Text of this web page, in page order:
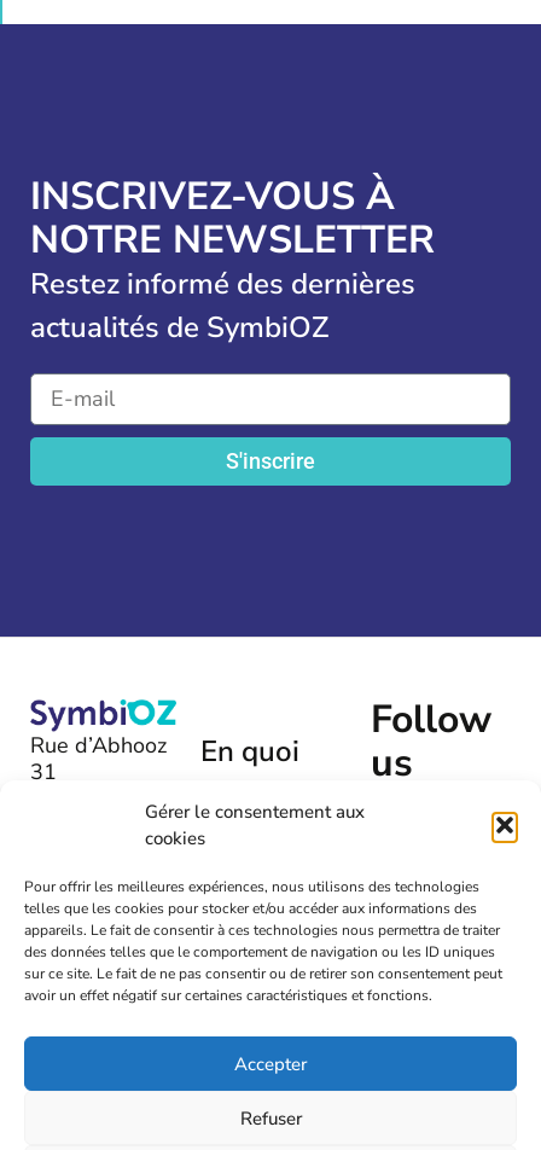
Gérer le consentement aux
cookies
Pour offrir les meilleures expériences, nous utilisons des technologies
telles que les cookies pour stocker et/ou accéder aux informations des
appareils. Le fait de consentir à ces technologies nous permettra de traiter
des données telles que le comportement de navigation ou les ID uniques
sur ce site. Le fait de ne pas consentir ou de retirer son consentement peut
avoir un effet négatif sur certaines caractéristiques et fonctions.
Accepter
Refuser
INSCRIVEZ-VOUS À
NOTRE NEWSLETTER
Restez informé des dernières
actualités de SymbiOZ
S'inscrire
Rue d’Abhooz
31
+32 (0)475
54 00 72
info@symbioz.org
En quoi
nous
vous aider
?
Laissez-
nous un
message
Follow
us